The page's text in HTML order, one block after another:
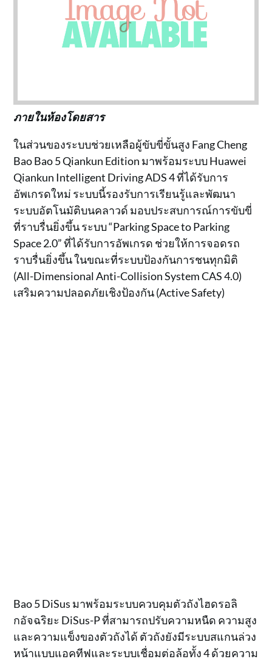
ภายในห้องโดยสาร
ในส่วนของระบบช่วยเหลือผู้ขับขี่ขั้นสูง Fang Cheng
Bao Bao 5 Qiankun Edition มาพร้อมระบบ Huawei
Qiankun Intelligent Driving ADS 4 ที่ได้รับการ
อัพเกรดใหม่ ระบบนี้รองรับการเรียนรู้และพัฒนา
ระบบอัตโนมัติบนคลาวด์ มอบประสบการณ์การขับขี่
ที่ราบรื่นยิ่งขึ้น ระบบ “Parking Space to Parking
Space 2.0” ที่ได้รับการอัพเกรด ช่วยให้การจอดรถ
ราบรื่นยิ่งขึ้น ในขณะที่ระบบป้องกันการชนทุกมิติ
(All-Dimensional Anti-Collision System CAS 4.0)
เสริมความปลอดภัยเชิงป้องกัน (Active Safety)
Bao 5 DiSus มาพร้อมระบบควบคุมตัวถังไฮดรอลิ
กอัจฉริยะ DiSus-P ที่สามารถปรับความหนืด ความสูง
และความแข็งของตัวถังได้ ตัวถังยังมีระบบสแกนล่วง
หน้าแบบแอคทีฟและระบบเชื่อมต่อล้อทั้ง 4 ด้วยความ